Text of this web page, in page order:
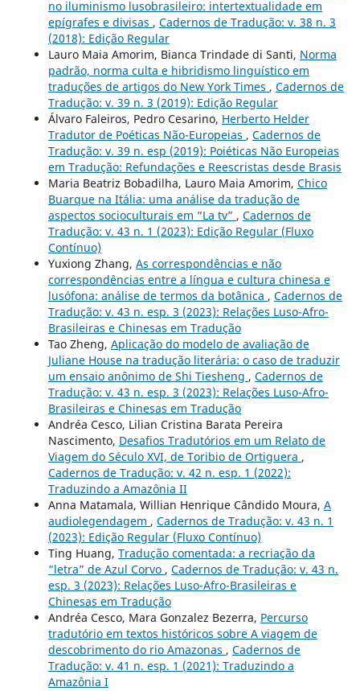
no iluminismo lusobrasileiro: intertextualidade em
epígrafes e divisas , Cadernos de Tradução: v. 38 n. 3
(2018): Edição Regular
Lauro Maia Amorim, Bianca Trindade di Santi, Norma
padrão, norma culta e hibridismo linguístico em
traduções de artigos do New York Times , Cadernos de
Tradução: v. 39 n. 3 (2019): Edição Regular
Álvaro Faleiros, Pedro Cesarino, Herberto Helder
Tradutor de Poéticas Não-Europeias , Cadernos de
Tradução: v. 39 n. esp (2019): Poiéticas Não Europeias
em Tradução: Refundações e Reescristas desde Brasis
Maria Beatriz Bobadilha, Lauro Maia Amorim, Chico
Buarque na Itália: uma análise da tradução de
aspectos socioculturais em “La tv” , Cadernos de
Tradução: v. 43 n. 1 (2023): Edição Regular (Fluxo
Contínuo)
Yuxiong Zhang, As correspondências e não
correspondências entre a língua e cultura chinesa e
lusófona: análise de termos da botânica , Cadernos de
Tradução: v. 43 n. esp. 3 (2023): Relações Luso-Afro-
Brasileiras e Chinesas em Tradução
Tao Zheng, Aplicação do modelo de avaliação de
Juliane House na tradução literária: o caso de traduzir
um ensaio anônimo de Shi Tiesheng , Cadernos de
Tradução: v. 43 n. esp. 3 (2023): Relações Luso-Afro-
Brasileiras e Chinesas em Tradução
Andréa Cesco, Lilian Cristina Barata Pereira
Nascimento, Desafios Tradutórios em um Relato de
Viagem do Século XVI, de Toribio de Ortiguera ,
Cadernos de Tradução: v. 42 n. esp. 1 (2022):
Traduzindo a Amazônia II
Anna Matamala, Willian Henrique Cândido Moura, A
audiolegendagem , Cadernos de Tradução: v. 43 n. 1
(2023): Edição Regular (Fluxo Contínuo)
Ting Huang, Tradução comentada: a recriação da
“letra” de Azul Corvo , Cadernos de Tradução: v. 43 n.
esp. 3 (2023): Relações Luso-Afro-Brasileiras e
Chinesas em Tradução
Andréa Cesco, Mara Gonzalez Bezerra, Percurso
tradutório em textos históricos sobre A viagem de
descobrimento do rio Amazonas , Cadernos de
Tradução: v. 41 n. esp. 1 (2021): Traduzindo a
Amazônia I